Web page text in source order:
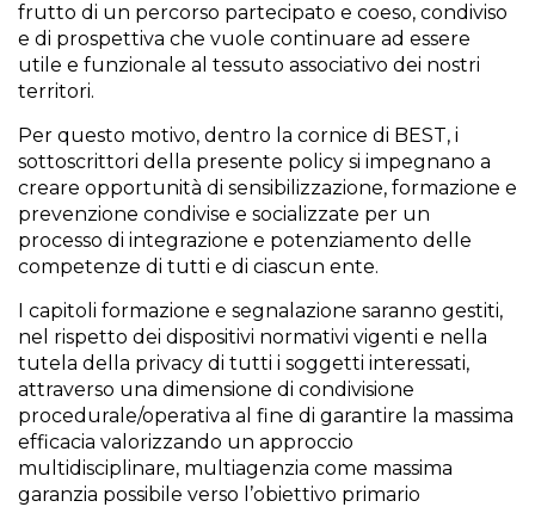
frutto di un percorso partecipato e coeso, condiviso
e di prospettiva che vuole continuare ad essere
utile e funzionale al tessuto associativo dei nostri
territori.
Per questo motivo, dentro la cornice di BEST, i
sottoscrittori della presente policy si impegnano a
creare opportunità di sensibilizzazione, formazione e
prevenzione condivise e socializzate per un
processo di integrazione e potenziamento delle
competenze di tutti e di ciascun ente.
I capitoli formazione e segnalazione saranno gestiti,
nel rispetto dei dispositivi normativi vigenti e nella
tutela della privacy di tutti i soggetti interessati,
attraverso una dimensione di condivisione
procedurale/operativa al fine di garantire la massima
efficacia valorizzando un approccio
multidisciplinare, multiagenzia come massima
garanzia possibile verso l’obiettivo primario